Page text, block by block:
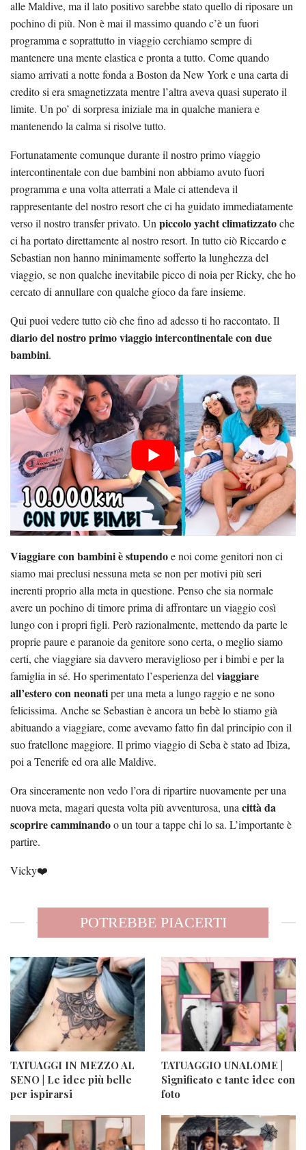
alle Maldive, ma il lato positivo sarebbe stato quello di riposare un
pochino di più. Non è mai il massimo quando c’è un fuori
programma e soprattutto in viaggio cerchiamo sempre di
mantenere una mente elastica e pronta a tutto. Come quando
siamo arrivati a notte fonda a Boston da New York e una carta di
credito si era smagnetizzata mentre l’altra aveva quasi superato il
limite. Un po’ di sorpresa iniziale ma in qualche maniera e
mantenendo la calma si risolve tutto.
Fortunatamente comunque durante il nostro primo viaggio
intercontinentale con due bambini non abbiamo avuto fuori
programma e una volta atterrati a Male ci attendeva il
rappresentante del nostro resort che ci ha guidato immediatamente
verso il nostro transfer privato. Un piccolo yacht climatizzatoche
ci ha portato direttamente al nostro resort. In tutto ciò Riccardo e
Sebastian non hanno minimamente sofferto la lunghezza del
viaggio, se non qualche inevitabile picco di noia per Ricky, che ho
cercato di annullare con qualche gioco da fare insieme.
Qui puoi vedere tutto ciò che fino ad adesso ti ho raccontato. Il
diario del nostro primo viaggio intercontinentale con due
bambini.
Viaggiare con bambini è stupendoe noi come genitori non ci
siamo mai preclusi nessuna meta se non per motivi più seri
inerenti proprio alla meta in questione. Penso che sia normale
avere un pochino di timore prima di affrontare un viaggio così
lungo con i propri figli. Però razionalmente, mettendo da parte le
proprie paure e paranoie da genitore sono certa, o meglio siamo
certi, che viaggiare sia davvero meraviglioso per i bimbi e per la
famiglia in sé. Ho sperimentato l’esperienza del viaggiare
all’estero con neonatiper una meta a lungo raggio e ne sono
felicissima. Anche se Sebastian è ancora un bebè lo stiamo già
abituando a viaggiare, come avevamo fatto fin dal principio con il
suo fratellone maggiore. Il primo viaggio di Seba è stato ad Ibiza,
poi a Tenerife ed ora alle Maldive.
Ora sinceramente non vedo l’ora di ripartire nuovamente per una
nuova meta, magari questa volta più avventurosa, una città da
scoprire camminandoo un tour a tappe chi lo sa. L’importante è
partire.
Vicky❤️
POTREBBE PIACERTI
TATUAGGI IN MEZZO AL
SENO | Le idee più belle
per ispirarsi
TATUAGGIO UNALOME |
Significato e tante idee con
foto